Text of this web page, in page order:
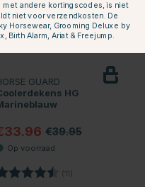
GUARD
HG
€39.95
(11)
andere kortingscodes, is niet
niet voor verzendkosten. De
Horsewear, Grooming Deluxe by
Birth Alarm, Ariat & Freejump.